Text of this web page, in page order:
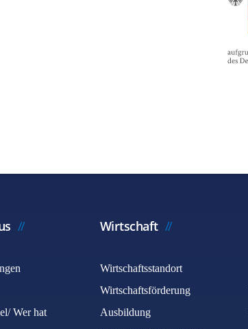
Wer hat
Wirtschaft
Wirtschaftsstandort
Wirtschaftsförderung
Ausbildung